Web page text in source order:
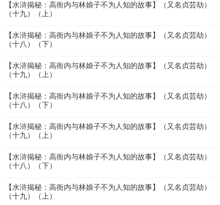
【水浒揭秘：高衙内与林娘子不为人知的故事】（又名贞芸劫）
（十九）（上）
【水浒揭秘：高衙内与林娘子不为人知的故事】（又名贞芸劫）
（十八）（下）
【水浒揭秘：高衙内与林娘子不为人知的故事】（又名贞芸劫）
（十九）（上）
【水浒揭秘：高衙内与林娘子不为人知的故事】（又名贞芸劫）
（十八）（下）
【水浒揭秘：高衙内与林娘子不为人知的故事】（又名贞芸劫）
（十九）（上）
【水浒揭秘：高衙内与林娘子不为人知的故事】（又名贞芸劫）
（十八）（下）
【水浒揭秘：高衙内与林娘子不为人知的故事】（又名贞芸劫）
（十九）（上）